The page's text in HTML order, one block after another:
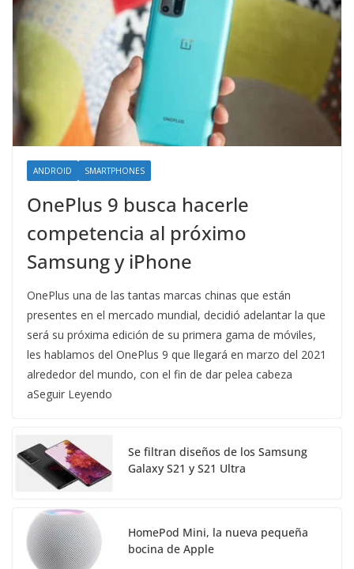
ANDROID SMARTPHONES
OnePlus 9 busca hacerle
competencia al próximo
Samsung y iPhone
OnePlus una de las tantas marcas chinas que están
presentes en el mercado mundial, decidió adelantar la que
será su próxima edición de su primera gama de móviles,
les hablamos del OnePlus 9 que llegará en marzo del 2021
alrededor del mundo, con el fin de dar pelea cabeza
aSeguir Leyendo
Se filtran diseños de los Samsung
Galaxy S21 y S21 Ultra
HomePod Mini, la nueva pequeña
bocina de Apple